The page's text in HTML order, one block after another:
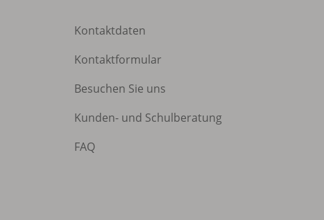
Kontaktdaten
Kontaktformular
Besuchen Sie uns
Kunden- und Schulberatung
FAQ